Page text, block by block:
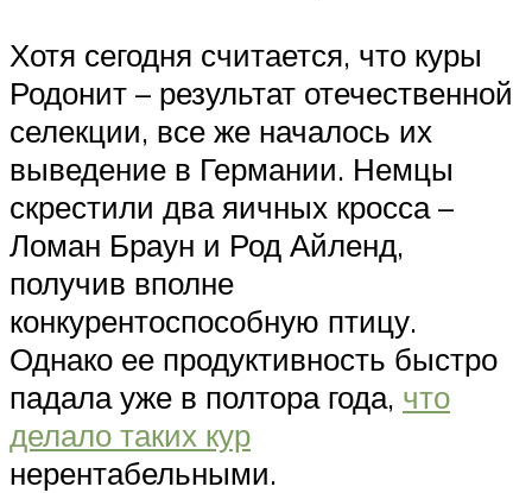
Хотя сегодня считается, что куры
Родонит – результат отечественной
селекции, все же началось их
выведение в Германии. Немцы
скрестили два яичных кросса –
Ломан Браун и Род Айленд,
получив вполне
конкурентоспособную птицу.
Однако ее продуктивность быстро
падала уже в полтора года, что
делало таких кур
нерентабельными.